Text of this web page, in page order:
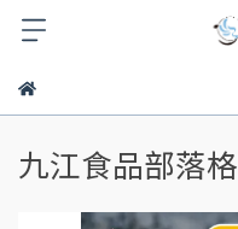
九江食品部落格